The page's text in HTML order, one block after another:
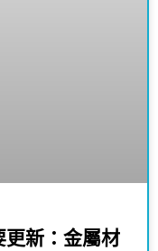
更新：金屬材